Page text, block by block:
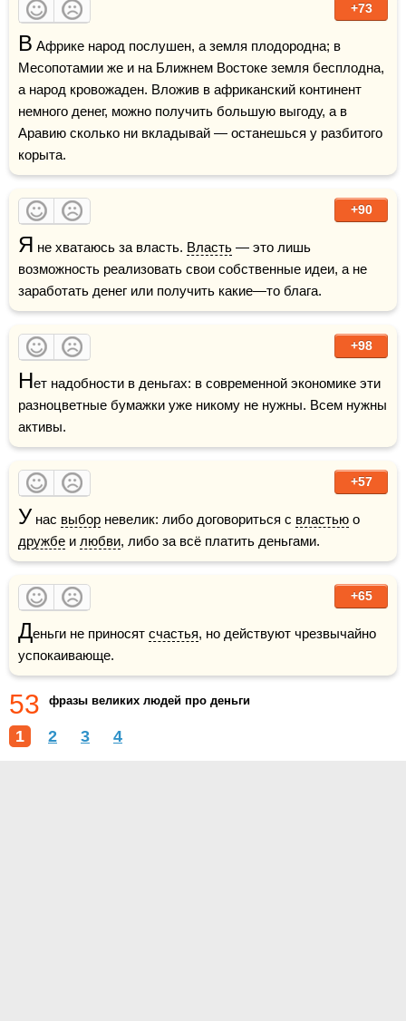
+73
В Африке народ послушен, а земля плодородна; в
Месопотамии же и на Ближнем Востоке земля бесплодна,
а народ кровожаден. Вложив в африканский континент
немного денег, можно получить большую выгоду, а в
Аравию сколько ни вкладывай — останешься у разбитого
корыта.
+90
Я не хватаюсь за власть. Власть — это лишь
возможность реализовать свои собственные идеи, а не
заработать денег или получить какие—то блага.
+98
Нет надобности в деньгах: в современной экономике эти
разноцветные бумажки уже никому не нужны. Всем нужны
активы.
+57
У нас выбор невелик: либо договориться с властью
дружбе и любви, либо за всё платить деньгами.
+65
Деньги не приносят счастья, но действуют чрезвычайно
успокаивающе.
53 фразы великих людей про деньги
1 2 3 4